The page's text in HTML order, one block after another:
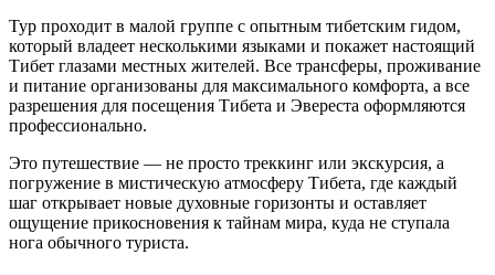
Тур проходит в малой группе с опытным тибетским гидом,
который владеет несколькими языками и покажет настоящий
Тибет глазами местных жителей. Все трансферы, проживание
и питание организованы для максимального комфорта, а все
разрешения для посещения Тибета и Эвереста оформляются
профессионально.
Это путешествие — не просто треккинг или экскурсия, а
погружение в мистическую атмосферу Тибета, где каждый
шаг открывает новые духовные горизонты и оставляет
ощущение прикосновения к тайнам мира, куда не ступала
нога обычного туриста.